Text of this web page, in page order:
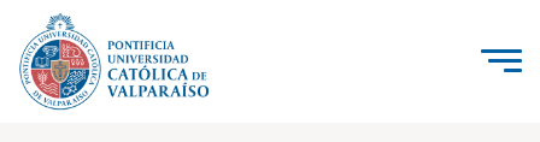
Click acá para ir directamente al contenido